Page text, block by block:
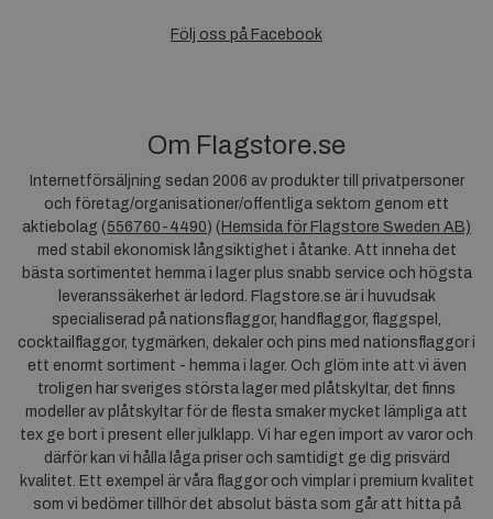
Följ oss på Facebook
Om Flagstore.se
Internetförsäljning sedan 2006 av produkter till privatpersoner
och företag/organisationer/offentliga sektorn genom ett
aktiebolag (556760-4490) ( Hemsida för Flagstore Sweden AB)
med stabil ekonomisk långsiktighet i åtanke. Att inneha det
bästa sortimentet hemma i lager plus snabb service och högsta
leveranssäkerhet är ledord. Flagstore.se är i huvudsak
specialiserad på nationsflaggor, handflaggor, flaggspel,
cocktailflaggor, tygmärken, dekaler och pins med nationsflaggor i
ett enormt sortiment - hemma i lager. Och glöm inte att vi även
troligen har sveriges största lager med plåtskyltar, det finns
modeller av plåtskyltar för de flesta smaker mycket lämpliga att
tex ge bort i present eller julklapp. Vi har egen import av varor och
därför kan vi hålla låga priser och samtidigt ge dig prisvärd
kvalitet. Ett exempel är våra flaggor och vimplar i premium kvalitet
som vi bedömer tillhör det absolut bästa som går att hitta på